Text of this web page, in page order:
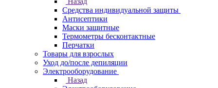
Средства индивидуальной защиты
Антисептики
Маски защитные
Термометры бесконтактные
Перчатки
Товары для взрослых
Уход до/после депиляции
Электрооборудование
Назад